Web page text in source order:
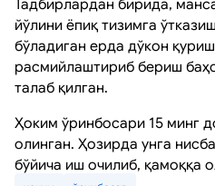
Тадбирлардан бирида,
йўлини ёпиқ тизимга
бўладиган ерда дўкон
расмийлаштириб бериш
талаб қилган.
Ҳоким ўринбосари 15 минг
олинган. Ҳозирда унга
бўйича иш очилиб, қамоққа